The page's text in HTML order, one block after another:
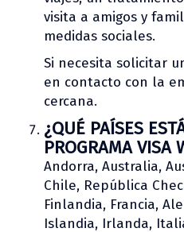
visita a amigos y
medidas sociales.
Si necesita solicitar
en contacto con la
cercana.
¿QUÉ PAÍSES
PROGRAMA VISA
Andorra, Australia,
Chile, República
Finlandia, Francia,
Islandia, Irlanda,